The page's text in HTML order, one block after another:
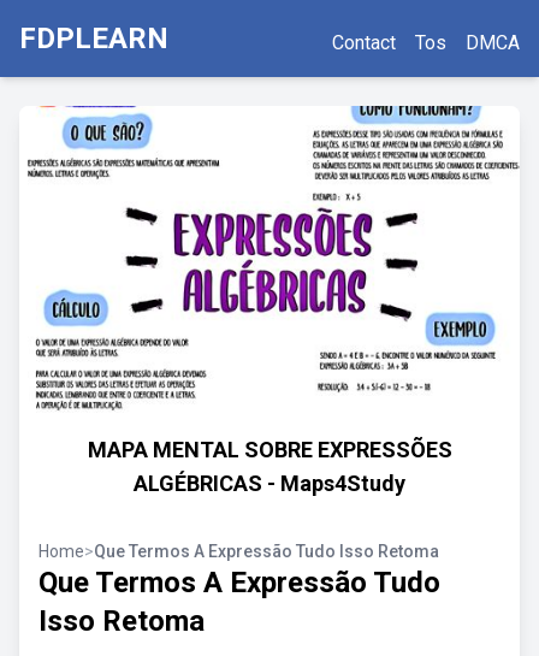
FDPLEARN Contact Tos DMCA
MAPA MENTAL SOBRE EXPRESSÕES
ALGÉBRICAS - Maps4Study
Home>Que Termos A Expressão Tudo Isso Retoma
Que Termos A Expressão Tudo
Isso Retoma